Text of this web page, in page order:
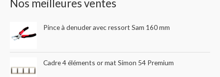
Nos meilleures ventes
Pince à denuder avec ressort Sam 160 mm
Cadre 4 éléments or mat Simon 54 Premium